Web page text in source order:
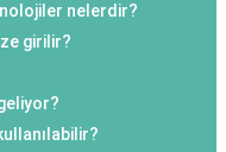
nelerdir?
girilir?